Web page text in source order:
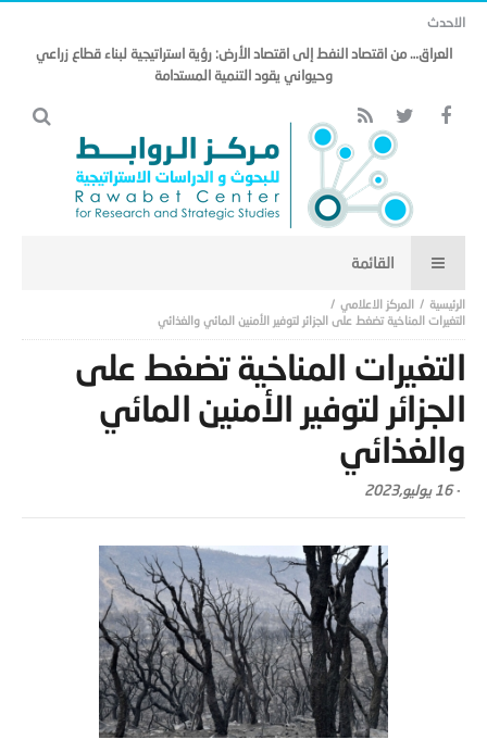
الاحدث
العراق… من اقتصاد النفط إلى اقتصاد الأرض: رؤية استراتيجية لبناء قطاع زراعي
وحيواني يقود التنمية المستدامة
المركز الاعلامي
التغيرات المناخية تضغط على الجزائر لتوفير الأمنين المائي والغذائي
التغيرات المناخية تضغط على
الجزائر لتوفير الأمنين المائي
والغذائي
-16 يوليو,2023